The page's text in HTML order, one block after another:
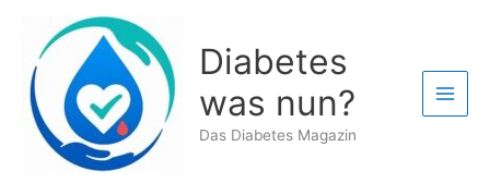
springen
Diabetes
was nun?
Das Diabetes Magazin